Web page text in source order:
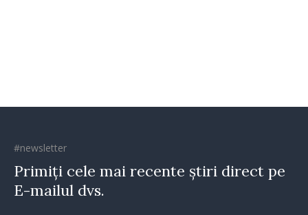
#newsletter
Primiți cele mai recente știri direct pe
E-mailul dvs.